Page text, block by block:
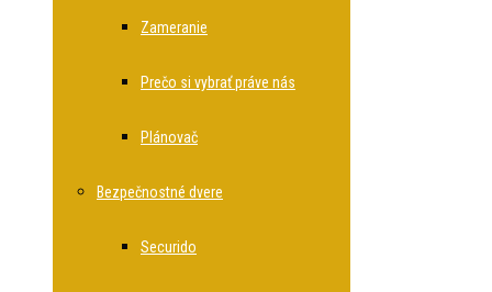
Zameranie
Prečo si vybrať práve nás
Plánovač
Bezpečnostné dvere
Securido